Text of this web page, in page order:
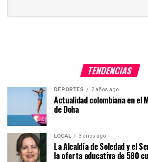
TENDENCIAS
DEPORTES 2 años ago
Actualidad colombiana en el
de Doha
LOCAL 3 años ago
La Alcaldía de Soledad y el
la oferta educativa de 580